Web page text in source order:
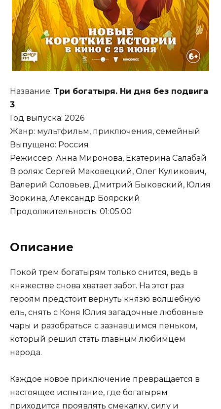
Название: Три богатыря. Ни дня без подвига
3
Год выпуска: 2026
Жанр: мультфильм, приключения, семейный
Выпущено: Россия
Режиссер: Анна Миронова, Екатерина Салабай
В ролях: Сергей Маковецкий, Олег Куликович,
Валерий Соловьев, Дмитрий Быковский, Юлия
Зоркина, Александр Боярский
Продолжительность: 01:05:00
Описание
Покой трем богатырям только снится, ведь в
княжестве снова хватает забот. На этот раз
героям предстоит вернуть князю волшебную
ель, снять с Коня Юлия загадочные любовные
чары и разобраться с зазнавшимся пеньком,
который решил стать главным любимцем
народа.
Каждое новое приключение превращается в
настоящее испытание, где богатырям
приходится проявлять смекалку, силу и